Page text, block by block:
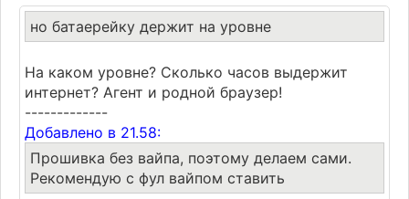
но батаерейку держит на уровне
На каком уровне? Сколько часов выдержит
интернет? Агент и родной браузер!
-------------
Добавлено в 21.58:
Прошивка без вайпа, поэтому делаем сами.
Рекомендую с фул вайпом ставить